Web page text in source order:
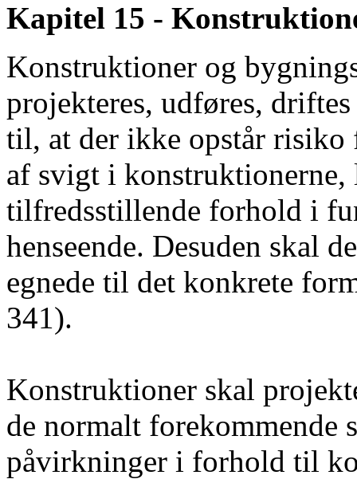
Kapitel 15 -
Konstruktioner og
projekteres, udføres,
til, at der ikke opstår risiko
af svigt i konstruktionerne,
tilfredsstillende forhold i
henseende. Desuden skal
egnede til det konkrete
341).
Konstruktioner skal
de normalt forekommende
påvirkninger i forhold til